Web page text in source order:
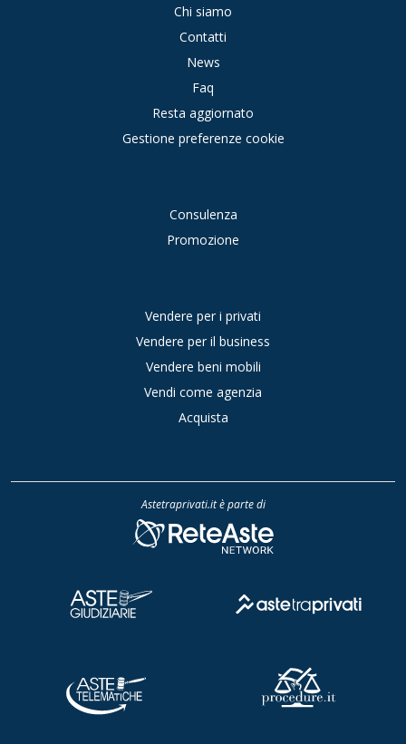
Chi siamo
Contatti
News
Faq
Resta aggiornato
Gestione preferenze cookie
Consulenza
Promozione
Vendere per i privati
Vendere per il business
Vendere beni mobili
Vendi come agenzia
Acquista
Astetraprivati.it è parte di